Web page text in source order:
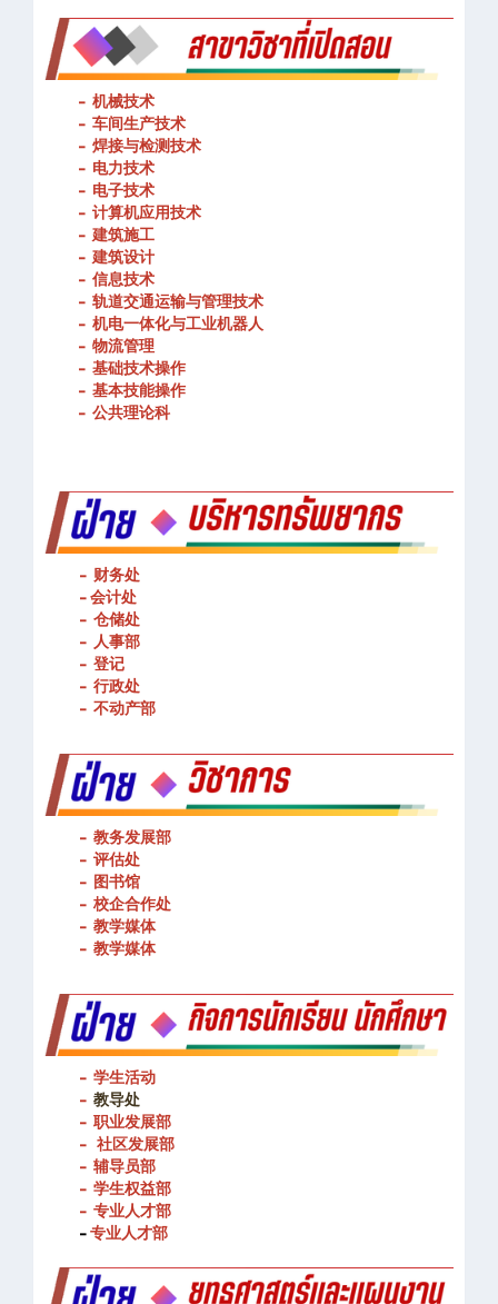
- 机械技术
- 车间生产技术
- 焊接与检测技术
- 电力技术
- 电子技术
- 计算机应用技术
-建筑施工
-建筑设计
- 信息技术
- 轨道交通运输与管理技术
- 机电一体化与工业机器人
- 物流管理
- 基础技术操作
- 基本技能操作
- 公共理论科
- 财务处
-会计处
- 仓储处
- 人事部
- 登记
- 行政处
- 不动产部
- 教务发展部
- 评估处
- 图书馆
- 校企合作处
- 教学媒体
- 教学媒体
- 学生活动
- 教导处
- 职业发展部
- 社区发展部
- 辅导员部
- 学生权益部
- 专业人才部
-专业人才部